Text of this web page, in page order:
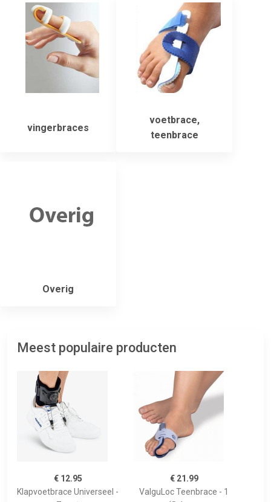
vingerbraces
voetbrace,
teenbrace
Overig
Meest populaire producten
€ 12.95
Klapvoetbrace Universeel -
€ 21.99
ValguLoc Teenbrace - 1